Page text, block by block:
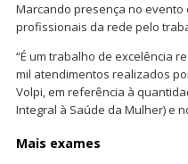
Marcando presença no evento
profissionais da rede pelo
“É um trabalho de excelência
mil atendimentos realizados
Volpi, em referência à
Integral à Saúde da Mulher) e
Mais exames